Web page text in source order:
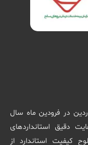
در فرودین ماه سال
دقیق استانداردهای
کیفیت استاندارد از